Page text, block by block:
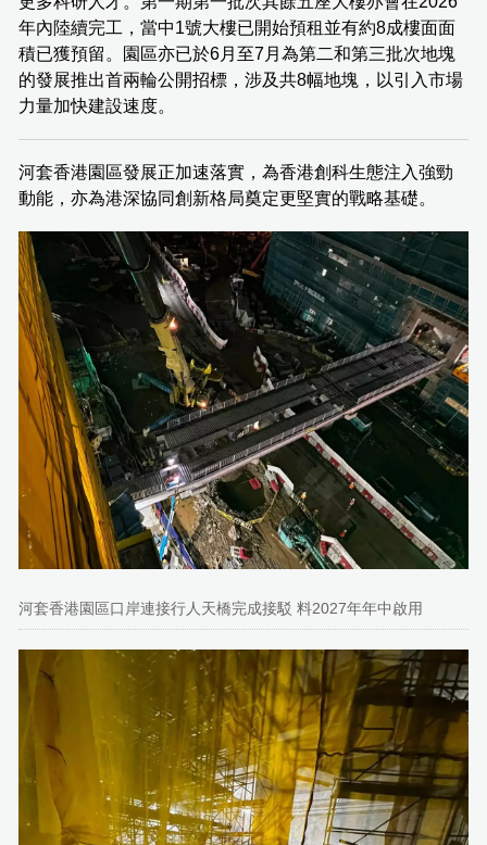
年內陸續完工，當中1號大樓已開始預租並有約8成樓面面
積已獲預留。園區亦已於6月至7月為第二和第三批次地塊
的發展推出首兩輪公開招標，涉及共8幅地塊，以引入市場
力量加快建設速度。
河套香港園區發展正加速落實，為香港創科生態注入強勁
動能，亦為港深協同創新格局奠定更堅實的戰略基礎。
河套香港園區口岸連接行人天橋完成接駁 料2027年年中啟用